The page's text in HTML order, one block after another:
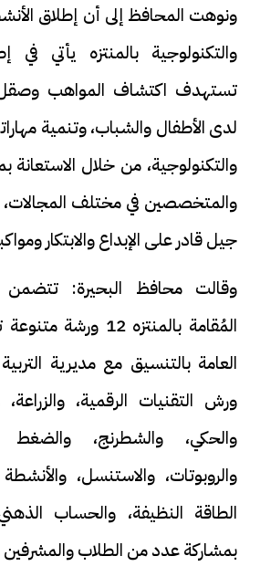
ونوهت المحافظ إلى أن إطلاق
والتكنولوجية بالمنتزه يأتي
تستهدف اكتشاف المواهب وصقل
لدى الأطفال والشباب، وتنمية
والتكنولوجية، من خلال الاستعانة
والمتخصصين في مختلف المجالات،
جيل قادر على الإبداع والابتكار
وقالت محافظ البحيرة: تتضمن
المُقامة بالمنتزه 12
العامة بالتنسيق مع مديرية
ورش التقنيات الرقمية، والزراعة،
والحكي، والشطرنج، والضغط
والروبوتات، والاستنسل،
الطاقة النظيفة، والحساب
بمشاركة عدد من الطلاب